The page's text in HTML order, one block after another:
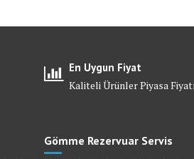
En Uygun Fiyat
Kaliteli Ürünler Piyasa
Gömme Rezervuar Servis